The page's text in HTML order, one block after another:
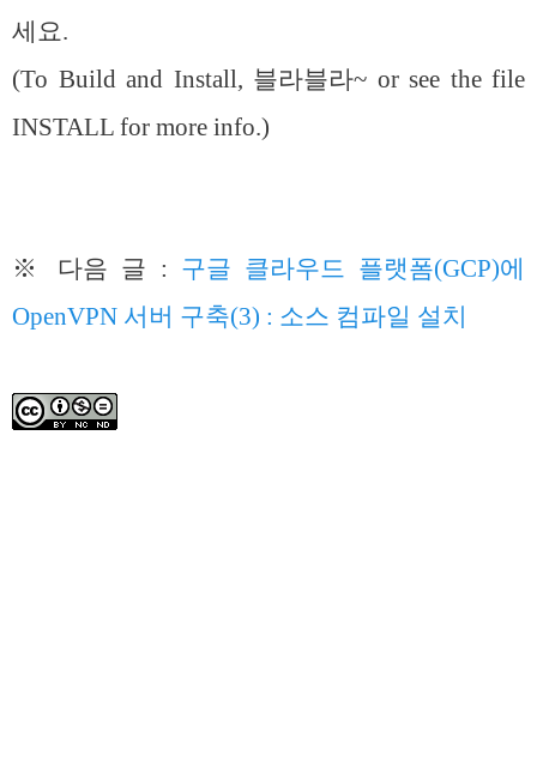
세요.
(To Build and Install, 블라블라~ or see the file
INSTALL for more info.)
※ 다음 글 : 구글 클라우드 플랫폼(GCP)에
OpenVPN 서버 구축(3) : 소스 컴파일 설치